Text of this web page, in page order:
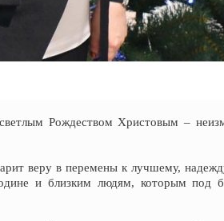
Рождеством Христовым –
веру в перемены к лучшему,
и близким людям, которым под